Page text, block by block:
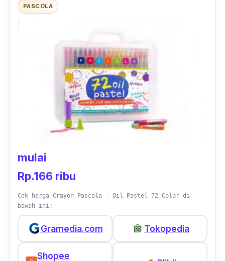
dengan kertas, kemudian setrika, lalu cuci
di manapun.
PASCOLA
mulai
Rp.166 ribu
Cek harga Crayon Pascola - Oil Pastel 72 Color di
bawah ini:
Gramedia.com Tokopedia
Shopee